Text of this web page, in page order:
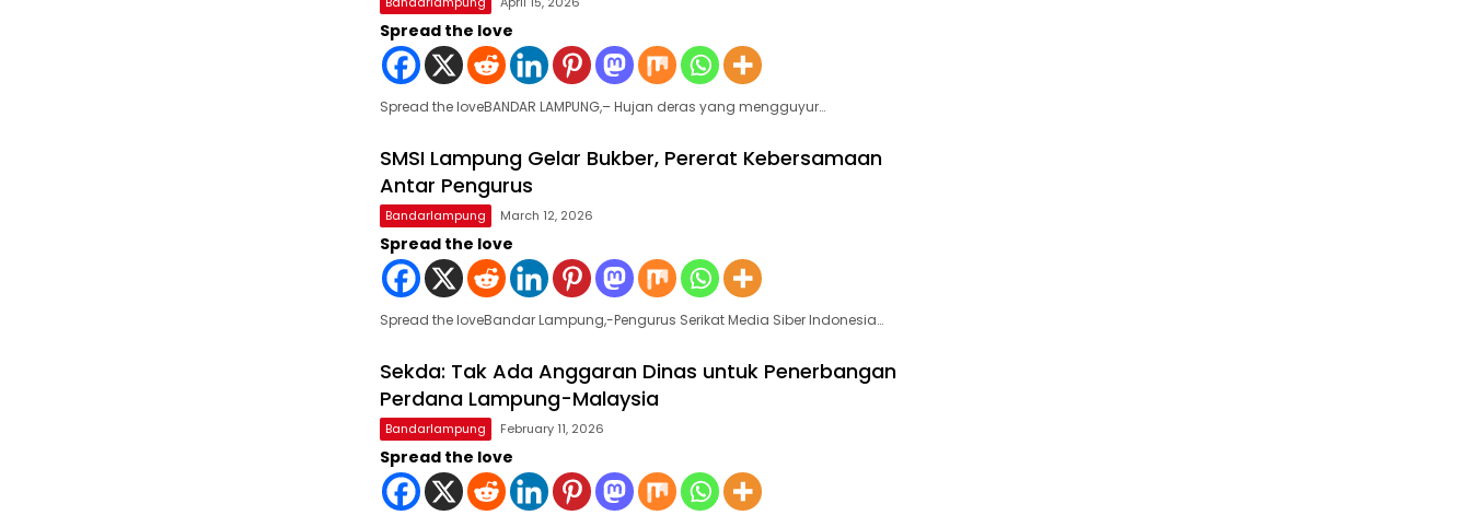
Spread the love
Spread the loveBANDAR LAMPUNG,– Hujan deras yang mengguyur…
SMSI Lampung Gelar Bukber, Pererat Kebersamaan
Antar Pengurus
Bandarlampung March 12, 2026
Spread the love
Spread the loveBandar Lampung,-Pengurus Serikat Media Siber Indonesia…
Sekda: Tak Ada Anggaran Dinas untuk Penerbangan
Perdana Lampung-Malaysia
Bandarlampung February 11, 2026
Spread the love